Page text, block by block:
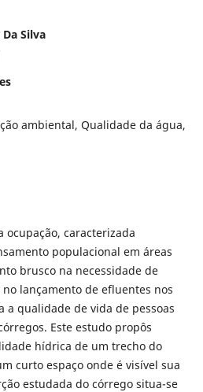
Silva
ambiental, Qualidade da água,
ocupação, caracterizada
populacional em áreas
brusco na necessidade de
lançamento de efluentes nos
a qualidade de vida de pessoas
Este estudo propôs
hídrica de um trecho do
curto espaço onde é visível sua
estudada do córrego situa-se